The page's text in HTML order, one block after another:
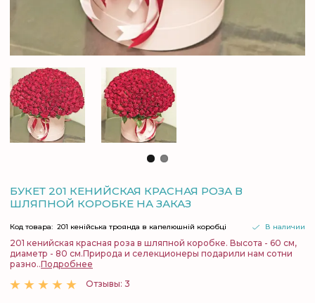
БУКЕТ 201 КЕНИЙСКАЯ КРАСНАЯ РОЗА В
ШЛЯПНОЙ КОРОБКЕ НА ЗАКАЗ
В наличии
Код товара: 201 кенійська троянда в капелюшній коробці
201 кенийская красная роза в шляпной коробке. Высота - 60 см,
диаметр - 80 см.Природа и селекционеры подарили нам сотни
разно..Подробнее
Отзывы: 3